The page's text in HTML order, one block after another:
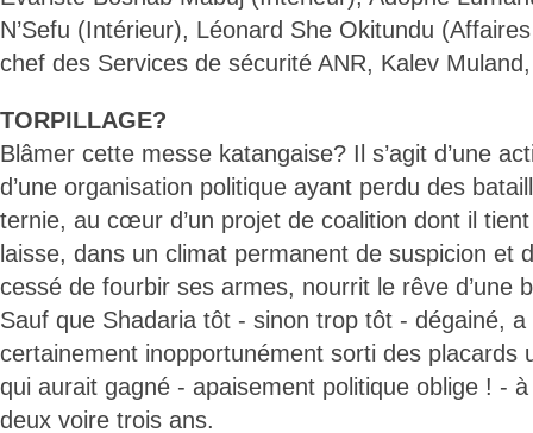
N’Sefu (Intérieur), Léonard She Okitundu
chef des Services de sécurité ANR, Kalev
TORPILLAGE?
Blâmer cette messe katangaise? Il s’agit d’une
d’une organisation politique ayant perdu des
ternie, au cœur d’un projet de coalition dont il
laisse, dans un climat permanent de suspicion et
cessé de fourbir ses armes, nourrit le rêve d’une
Sauf que Shadaria tôt - sinon trop tôt - dégainé,
certainement inopportunément sorti des placards
qui aurait gagné - apaisement politique oblige ! -
deux voire trois ans.